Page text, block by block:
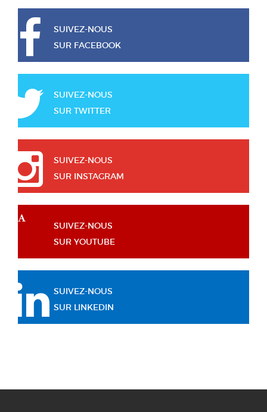
SUIVEZ-NOUS
SUR FACEBOOK
SUIVEZ-NOUS
SUR TWITTER
SUIVEZ-NOUS
SUR INSTAGRAM
SUIVEZ-NOUS
SUR YOUTUBE
SUIVEZ-NOUS
SUR LINKEDIN